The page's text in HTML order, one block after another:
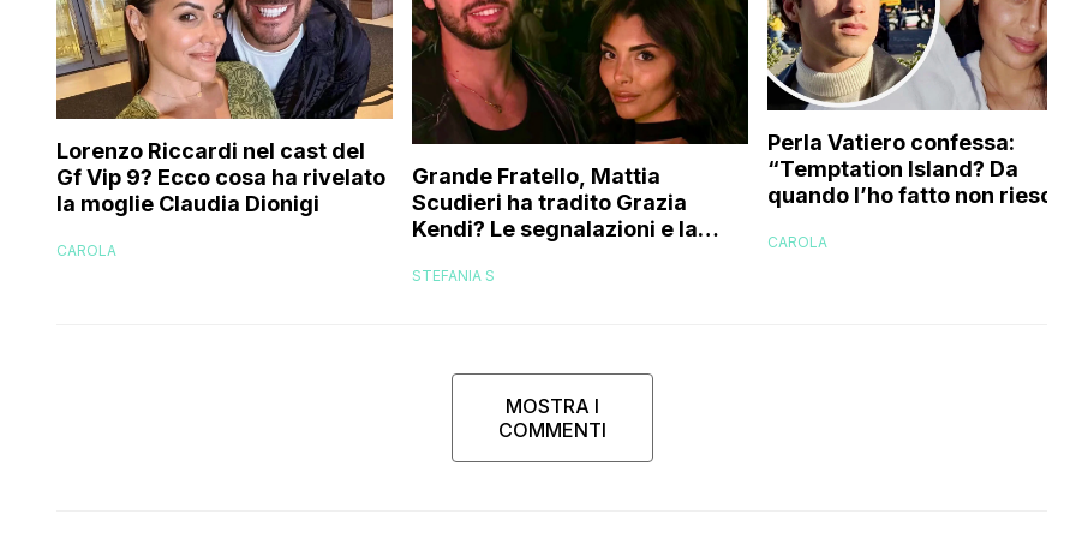
Lorenzo Riccardi nel cast del
Gf Vip 9? Ecco cosa ha rivelato
la moglie Claudia Dionigi
CAROLA
Grande Fratello, Mattia
Scudieri ha tradito Grazia
Kendi? Le segnalazioni e la
STEFANIA S
Perla Vatiero confessa:
“Temptation Island? Da
quando l’ho fatto non riesco
CAROLA
MOSTRA I
COMMENTI